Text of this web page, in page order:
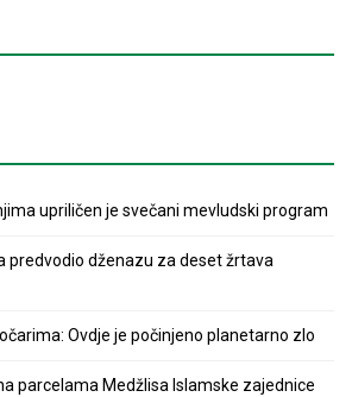
upriličen je svečani mevludski program
predvodio dženazu za deset žrtava
Ovdje je počinjeno planetarno zlo
parcelama Medžlisa Islamske zajednice